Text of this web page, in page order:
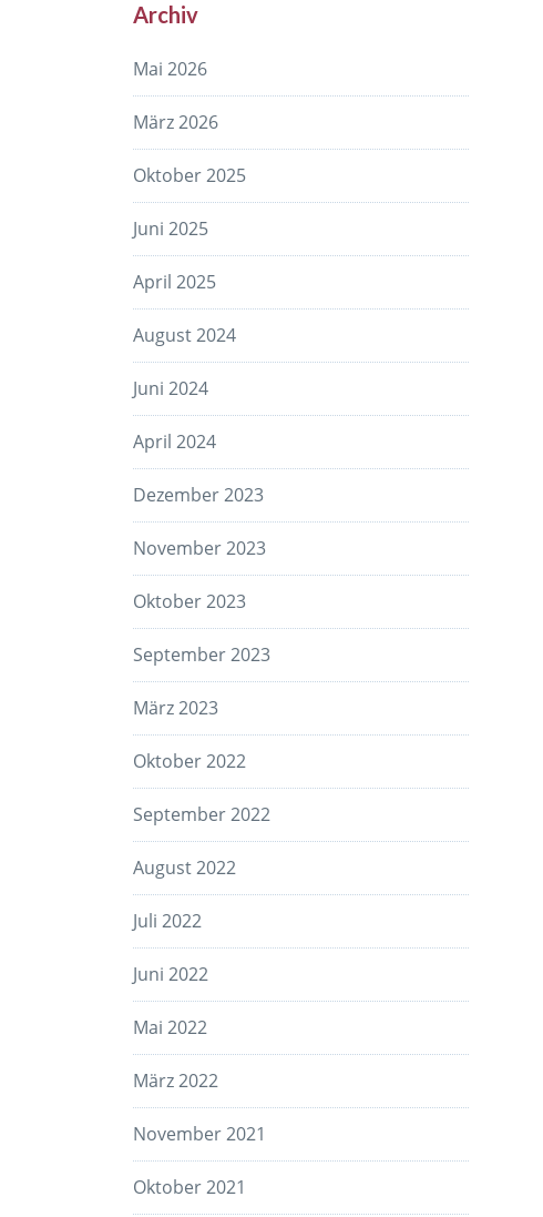
Archiv
Mai 2026
März 2026
Oktober 2025
Juni 2025
April 2025
August 2024
Juni 2024
April 2024
Dezember 2023
November 2023
Oktober 2023
September 2023
März 2023
Oktober 2022
September 2022
August 2022
Juli 2022
Juni 2022
Mai 2022
März 2022
November 2021
Oktober 2021